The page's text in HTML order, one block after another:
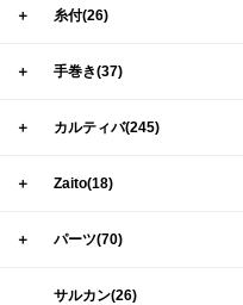
＋ 糸付(26)
＋ 手巻き(37)
＋ カルティバ(245)
＋ Zaito(18)
＋ パーツ(70)
サルカン(26)